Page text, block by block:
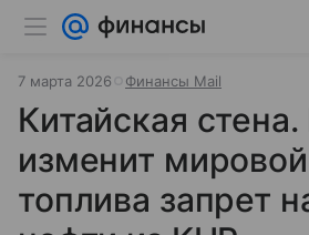
7 марта 2026 Финансы Mail
Китайская стена.
изменит
топлива запрет